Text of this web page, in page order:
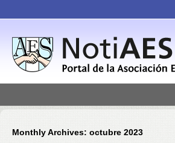
Monthly Archives: octubre 2023